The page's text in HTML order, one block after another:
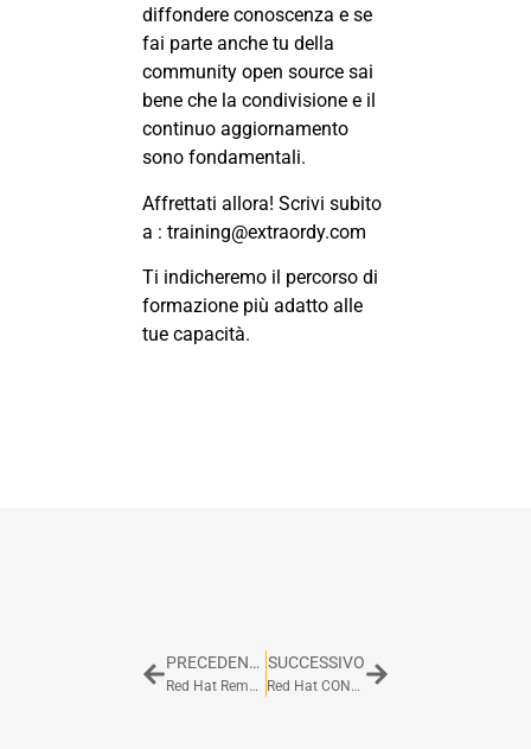
diffondere conoscenza e se
fai parte anche tu della
community open source sai
bene che la condivisione e il
continuo aggiornamento
sono fondamentali.
Affrettati allora! Scrivi subito
a : training@extraordy.com
Ti indicheremo il percorso di
formazione più adatto alle
tue capacità.
PRECEDENTE
Red Hat Remote Exams, la mia esperienza!
SUCCESSIVO
Red Hat CONTAINER PLATFORM SPECIALIST? EXTRAORDY su Kubernetes, OpenShift e Container